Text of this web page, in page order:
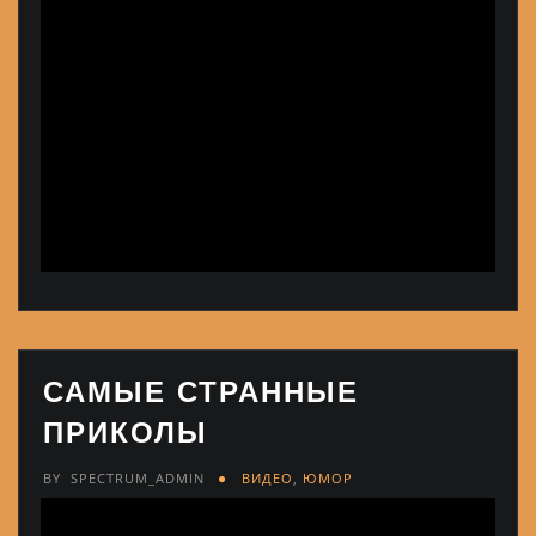
САМЫЕ СТРАННЫЕ
ПРИКОЛЫ
BY SPECTRUM_ADMIN ВИДЕО ЮМОР